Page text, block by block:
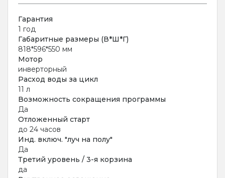
Гарантия
1 год
Габаритные размеры (В*Ш*Г)
818*596*550 мм
Мотор
инверторный
Расход воды за цикл
11 л
Возможность сокращения программы
Да
Отложенный старт
до 24 часов
Инд. включ. "луч на полу"
Да
Третий уровень / 3-я корзина
да